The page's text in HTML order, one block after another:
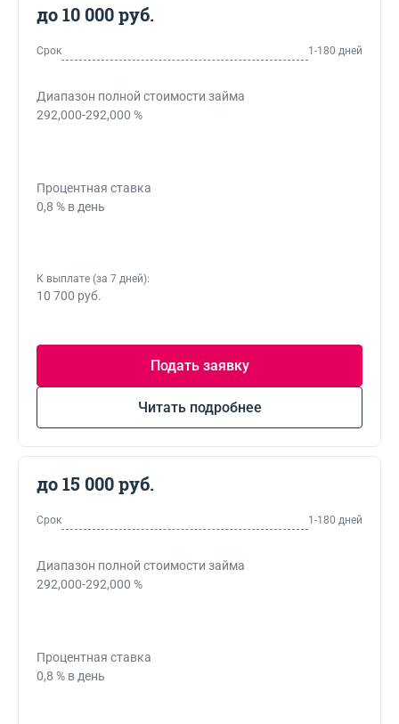
до 10 000 руб.
Срок 1-180 дней
Диапазон полной стоимости займа
292,000-292,000 %
Процентная ставка
0,8 % в день
К выплате (за 7 дней):
10 700 руб.
Подать заявку
Читать подробнее
до 15 000 руб.
Срок 1-180 дней
Диапазон полной стоимости займа
292,000-292,000 %
Процентная ставка
0,8 % в день